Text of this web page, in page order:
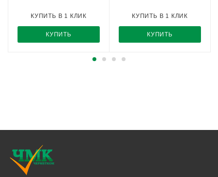
КУПИТЬ
КУПИТЬ В 1 КЛИК
КУПИТЬ
КУПИТЬ В 1 КЛИК